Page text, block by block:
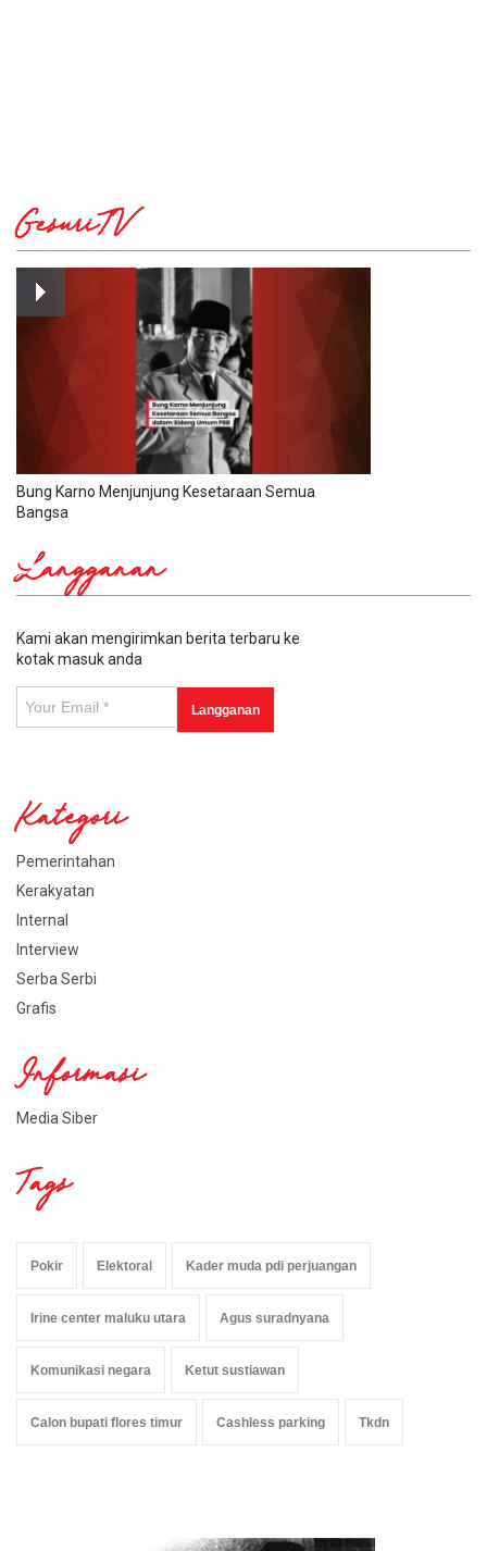
GesuriTV
Bung Karno Menjunjung Kesetaraan Semua
Bangsa
Langganan
Kami akan mengirimkan berita terbaru ke
kotak masuk anda
Kategori
Pemerintahan
Kerakyatan
Internal
Interview
Serba Serbi
Grafis
Informasi
Media Siber
Tags
Pokir Elektoral Kader muda pdi perjuangan
Irine center maluku utara Agus suradnyana
Komunikasi negara Ketut sustiawan
Calon bupati flores timur Cashless parking Tkdn